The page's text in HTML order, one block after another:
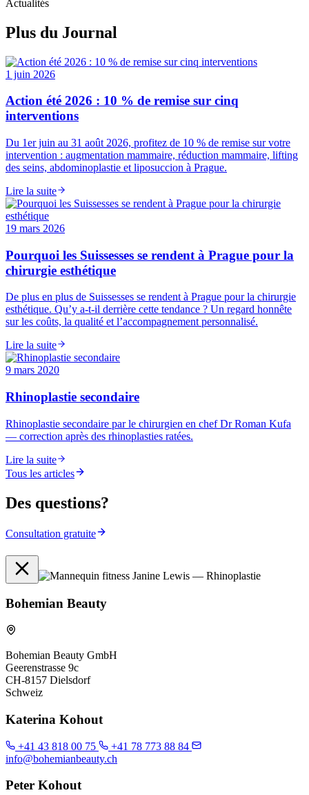
Actualités
Plus du Journal
1 juin 2026
Action été 2026 : 10 % de remise sur cinq
interventions
Du 1er juin au 31 août 2026, profitez de 10 % de remise sur votre
intervention : augmentation mammaire, réduction mammaire, lifting
des seins, abdominoplastie et liposuccion à Prague.
Lire la suite
19 mars 2026
Pourquoi les Suissesses se rendent à Prague pour la
chirurgie esthétique
De plus en plus de Suissesses se rendent à Prague pour la chirurgie
esthétique. Qu’y a-t-il derrière cette tendance ? Un regard honnête
sur les coûts, la qualité et l’accompagnement personnalisé.
Lire la suite
9 mars 2020
Rhinoplastie secondaire
Rhinoplastie secondaire par le chirurgien en chef Dr Roman Kufa
— correction après des rhinoplasties ratées.
Lire la suite
Tous les articles
Des questions?
Consultation gratuite
Bohemian Beauty
Bohemian Beauty GmbH
Geerenstrasse 9c
CH-8157 Dielsdorf
Schweiz
Katerina Kohout
+41 43 818 00 75
+41 78 773 88 84
info@bohemianbeauty.ch
Peter Kohout